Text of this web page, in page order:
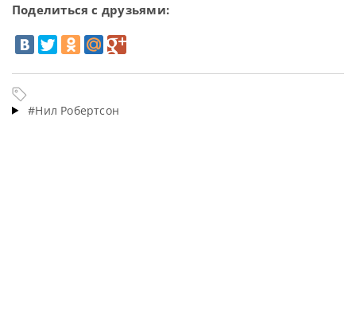
Поделиться с друзьями:
#Нил Робертсон